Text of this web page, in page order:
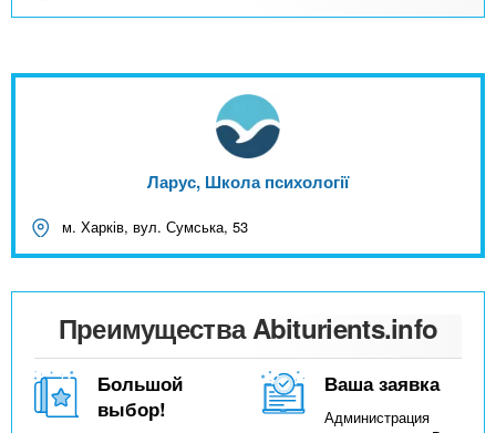
Ларус, Школа психології
м. Харків, вул. Сумська, 53
Преимущества Abiturients.info
Большой
выбор!
Ваша заявка
Администрация